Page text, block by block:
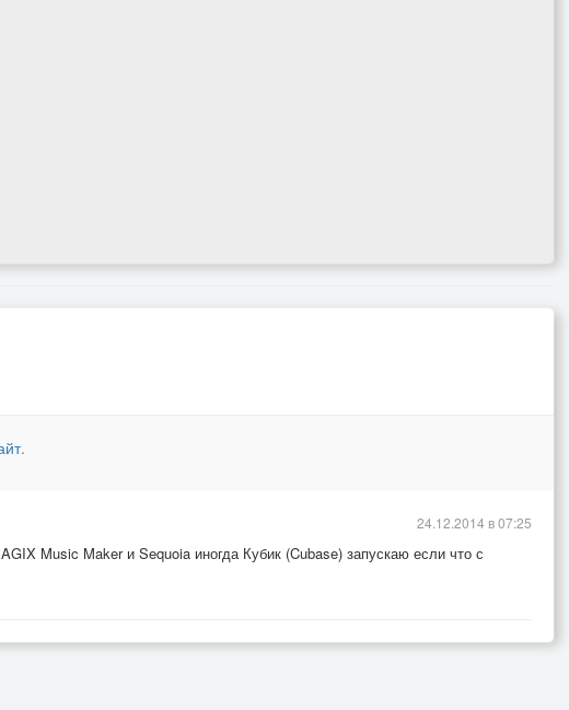
.
Music Maker и Sequoia иногда Кубик (Cubase) запускаю если что с
24.12.2014 в 07:25